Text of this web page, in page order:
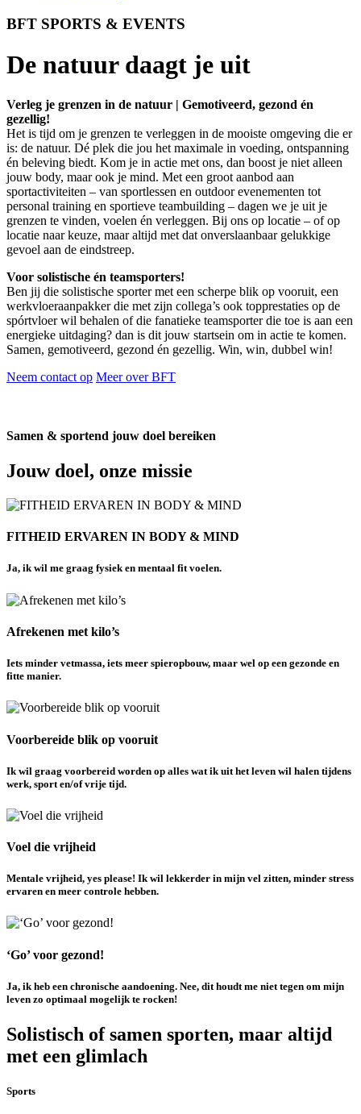
BFT SPORTS & EVENTS
De natuur daagt je uit
Verleg je grenzen in de natuur | Gemotiveerd, gezond én
gezellig!
Het is tijd om je grenzen te verleggen in de mooiste omgeving die er
is: de natuur. Dé plek die jou het maximale in voeding, ontspanning
én beleving biedt. Kom je in actie met ons, dan boost je niet alleen
jouw body, maar ook je mind. Met een groot aanbod aan
sportactiviteiten – van sportlessen en outdoor evenementen tot
personal training en sportieve teambuilding – dagen we je uit je
grenzen te vinden, voelen én verleggen. Bij ons op locatie – of op
locatie naar keuze, maar altijd met dat onverslaanbaar gelukkige
gevoel aan de eindstreep.
Voor solistische én teamsporters!
Ben jij die solistische sporter met een scherpe blik op vooruit, een
werkvloeraanpakker die met zijn collega’s ook topprestaties op de
spórtvloer wil behalen of die fanatieke teamsporter die toe is aan een
energieke uitdaging? dan is dit jouw startsein om in actie te komen.
Samen, gemotiveerd, gezond én gezellig. Win, win, dubbel win!
Neem contact op Meer over BFT
Samen & sportend jouw doel bereiken
Jouw doel, onze missie
FITHEID ERVAREN IN BODY & MIND
Ja, ik wil me graag fysiek en mentaal fit voelen.
Afrekenen met kilo’s
Iets minder vetmassa, iets meer spieropbouw, maar wel op een gezonde en
fitte manier.
Voorbereide blik op vooruit
Ik wil graag voorbereid worden op alles wat ik uit het leven wil halen tijdens
werk, sport en/of vrije tijd.
Voel die vrijheid
Mentale vrijheid, yes please! Ik wil lekkerder in mijn vel zitten, minder stress
ervaren en meer controle hebben.
‘Go’ voor gezond!
Ja, ik heb een chronische aandoening. Nee, dit houdt me niet tegen om mijn
leven zo optimaal mogelijk te rocken!
Solistisch of samen sporten, maar altijd
met een glimlach
Sports